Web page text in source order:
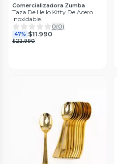
Comercializadora Zumba
Taza De Hello Kitty De Acero
Inoxidable.
0(0)
47% $11.990
$22.990